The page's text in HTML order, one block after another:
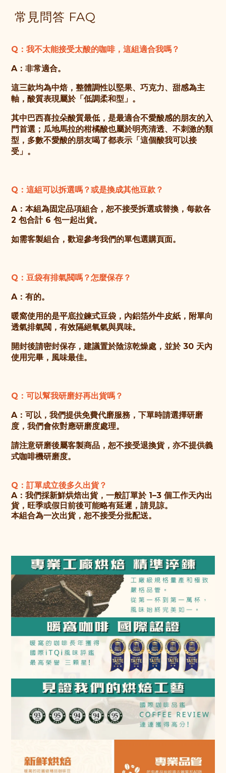
常見問答 FAQ
Q：我不太能接受太酸的咖啡，這組適合我嗎？
A：非常適合。
這三款均為中焙，整體調性以堅果、巧克力、甜感為主
軸，酸質表現屬於「低調柔和型」。
其中巴西喜拉朵酸質最低，是最適合不愛酸感的朋友的入
門首選；瓜地馬拉的柑橘酸也屬於明亮清透、不刺激的類
型，多數不愛酸的朋友喝了都表示「這個酸我可以接
受」。
Q：這組可以拆選嗎？或是換成其他豆款？
A：本組為固定品項組合，恕不接受拆選或替換，每款各
2 包合計 6 包一起出貨。
如需客製組合，歡迎參考我們的單包選購頁面。
Q：豆袋有排氣閥嗎？怎麼保存？
A：有的。
暖窩使用的是平底拉鍊式豆袋，內鋁箔外牛皮紙，附單向
透氣排氣閥，有效隔絕氧氣與異味。
開封後請密封保存，建議置於陰涼乾燥處，並於 30 天內
使用完畢，風味最佳。
Q：可以幫我研磨好再出貨嗎？
A：可以，我們提供免費代磨服務，下單時請選擇研磨
度，我們會依對應研磨度處理。
請注意研磨後屬客製商品，恕不接受退換貨，亦不提供義
式咖啡機研磨度。
Q：訂單成立後多久出貨？
A：我們採新鮮烘焙出貨，一般訂單於 1–3 個工作天內出
貨，旺季或假日前後可能略有延遲，請見諒。
本組合為一次出貨，恕不接受分批配送。